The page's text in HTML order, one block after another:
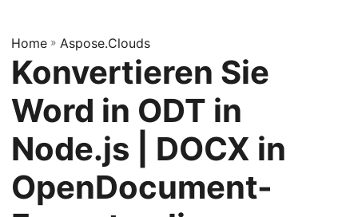
i
o
n
u
s
c
h
Home » Aspose.Clouds
Konvertieren Sie
Word in ODT in
Node.js | DOCX in
OpenDocument-